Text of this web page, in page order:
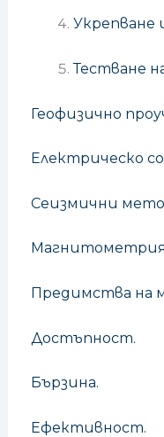
Укрепване
Тестване
Геофизично
Електрическо
Сеизмични
Предимства на
Достъпност.
Бързина.
Ефективност.